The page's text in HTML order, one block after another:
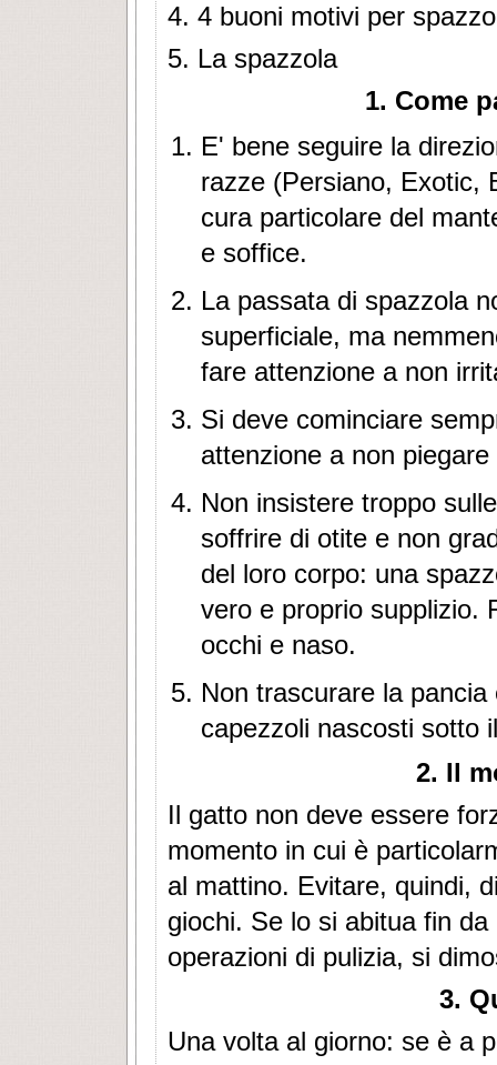
4. 4 buoni motivi per
5. La spazzola
1. Come
E' bene seguire la
razze (Persiano, Exotic,
cura particolare del
e soffice.
La passata di spazzola
superficiale, ma
fare attenzione a non
Si deve cominciare
attenzione a non
Non insistere troppo
soffrire di otite e non
del loro corpo: una
vero e proprio supplizio.
occhi e naso.
Non trascurare la
capezzoli nascosti sotto
2. Il
Il gatto non deve essere
momento in cui è
al mattino. Evitare, quindi,
giochi. Se lo si abitua fin
operazioni di pulizia, si
3.
Una volta al giorno: se è a